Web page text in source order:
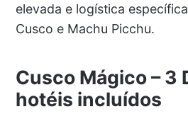
elevada e logística
Cusco e Machu Picchu.
Cusco Mágico – 3
hotéis incluídos